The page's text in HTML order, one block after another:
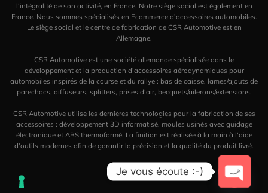
l'intégralité de son activité, en France. Notre siège social est également en
France. Nous sommes spécialisés en Ecommerce d'accessoires automobiles.
Le siège social et le centre de fabrication de CSR Automotive est en
Allemagne.
CSR Automotive est une société allemande spécialisée dans le
développement et la production d'accessoires aérodynamiques pour
automobiles inspirés de la course et du rallye : bas de caisse, lames/ajouts de
parechocs, diffuseurs, splitters, prises d'air, becquets/ailerons/extensions.
CSR Automotive utilise les dernières technologies pour la fabrication de ses
accessoires : développement 3D informatisé, moules usinés avec guidage
électronique et ABS thermoformé. La finition est réalisée à la main à l'aide
d'outils modernes afin de garantir la précision et la qualité du produit livré.
Je vous écoute :-)